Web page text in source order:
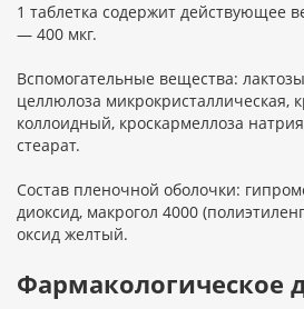
1 таблетка содержит действующее
— 400 мкг.
Вспомогательные вещества:
целлюлоза микрокристаллическая,
коллоидный, кроскармеллоза
стеарат.
Состав пленочной оболочки:
диоксид, макрогол 4000
оксид желтый.
Фармакологическое